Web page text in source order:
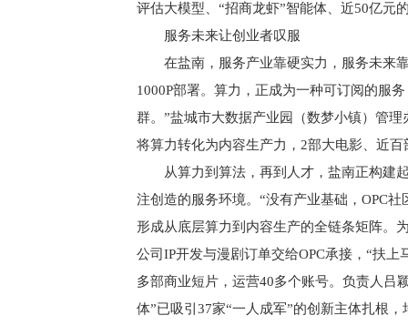
评估大模型、“招商龙虾”智能体、近50亿
服务未来让创业者叹服
在盐南，服务产业靠硬实力，服务未来
1000P部署。算力，正成为一种可订阅的服
群。”盐城市大数据产业园（数梦小镇）管
将算力转化为内容生产力，2部大电影、近
从算力到算法，再到人才，盐南正构建
注创造的服务环境。“没有产业基础，OPC
形成从底层算力到内容生产的全链条矩阵。
公司IP开发与漫剧订单交给OPC承接，“扶
多部商业短片，运营40多个账号。负责人吕
体”已吸引37家“一人成军”的创新主体扎根